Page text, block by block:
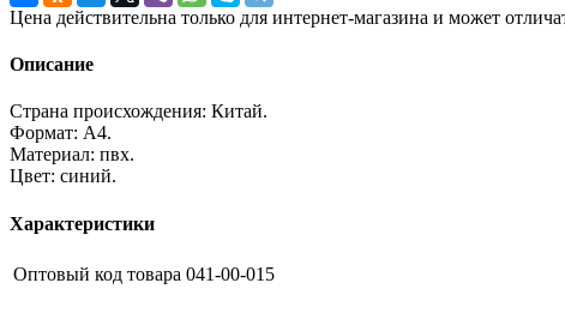
Цена действительна только для интернет-магазина и может
Описание
Страна происхождения: Китай.
Формат: A4.
Материал: пвх.
Цвет: синий.
Характеристики
Оптовый код товара 041-00-015